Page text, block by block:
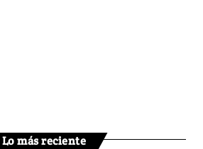
Lo más reciente